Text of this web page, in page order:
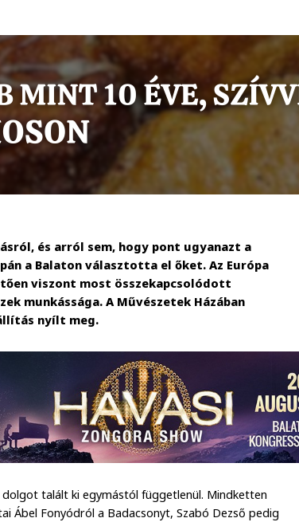
és arról sem, hogy pont ugyanazt a
a Balaton választotta el őket. Az Európa
viszont most összekapcsolódott
munkássága. A Művészetek Házában
nyílt meg.
talált ki egymástól függetlenül. Mindketten
Ábel Fonyódról a Badacsonyt, Szabó Dezső pedig